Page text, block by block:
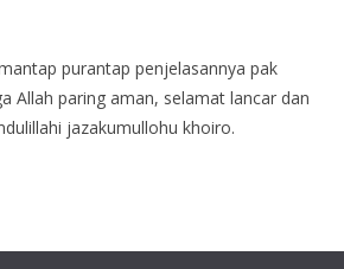
purantap penjelasannya pak
Allah paring aman, selamat lancar dan
jazakumullohu khoiro.